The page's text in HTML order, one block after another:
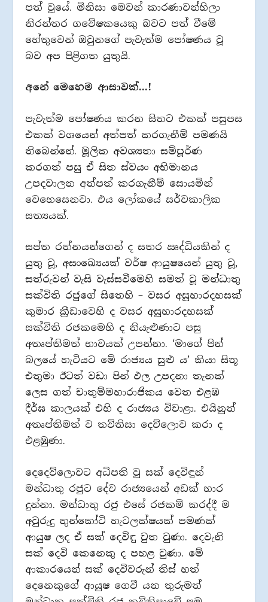
පත් වූයේ. මිනිසා මෙවන් කාරණාවන්හිලා
නිරන්තර ගවේෂකයෙකු බවට පත් වීමේ
හේතුවෙන් ඔවුනගේ පැවැත්ම පෝෂණය වූ
බව අප පිළිගත යුතුයි.
අනේ මෙහෙම ආසාවක්…!
පැවැත්ම පෝෂණය කරන සිතට එකක් පසුපස
එකක් වශයෙන් අත්පත් කරගැනීම් පමණයි
තිබෙන්නේ. මූලික අවශ්‍යතා සම්පූර්ණ
කරගත් පසු ඒ සිත ස්වයං අභිමානය
උපදවාලන අත්පත් කරගැනීම් සොයමින්
වෙහෙසෙනවා. එය ලෝකයේ සර්වකාලික
සත්‍යයක්.
සප්ත රත්නයන්ගෙන් ද සතර ඍද්ධියකින් ද
යුතු වූ, අසංඛ්‍යෙයක් වර්ෂ ආයුෂයෙන් යුතු වූ,
සත්රුවන් වැසි වැස්සවීමෙහි සමත් වූ මන්ධාතු
සක්විති රජුගේ සිතෙහි – වසර අසූහාරදහසක්
කුමාර ක්‍රීඩාවෙහි ද වසර අසූහාරදහසක්
සක්විති රජකමෙහි ද නියැළුණාට පසු
අතෘප්තිමත් භාවයක් උපන්නා. ‘මාගේ පින්
බලයේ හැටියට මේ රාජ්‍යය සුළු ය’ කියා සිතූ
එතුමා ඊටත් වඩා පින් ඵල උපදනා තැනක්
ලෙස ගත් චාතුම්මහාරාජිකය වෙත එළඹ
දීර්ඝ කාලයක් එහි ද රාජ්‍යය විචාළා. එයිනුත්
අතෘප්තිමත් ව තව්තිසා දෙව්ලොව කරා ද
එළඹුණා.
දෙදෙව්ලොවට අධිපති වූ සක් දෙවිඳුන්
මන්ධාතු රජුට දේව රාජ්‍යයෙන් අඩක් භාර
දුන්නා. මන්ධාතු රජු එසේ රජකම් කරද්දී ම
අවුරුදු තුන්කෝටි හැටලක්ෂයක් පමණක්
ආයුෂ ලද ඒ සක් දෙවිඳු චුත වුණා. දෙවැනි
සක් දෙවි කෙනෙකු ද පහළ වුණා. මේ
ආකාරයෙන් සක් දෙවිවරුන් තිස් හත්
දෙනෙකුගේ ආයුෂ ගෙවී යන තුරුමත්